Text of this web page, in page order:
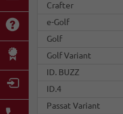
Crafter
e-Golf
Golf
Golf Variant
ID. BUZZ
ID.4
Passat Variant